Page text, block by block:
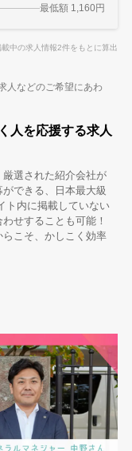
最低額 1,160円
載中の求人情報2件をもとに算出
人などのご希望にあわ
人を応援する求人
選された紹介会社が
できる、日本最大級
ト内に掲載していない
せすることも可能！
こそ、かしこく効率